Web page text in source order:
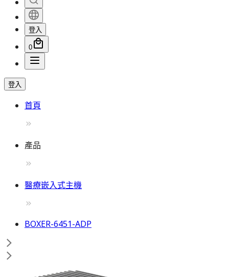
登入
0
登入
首頁
產品
醫療嵌入式主機
BOXER-6451-ADP